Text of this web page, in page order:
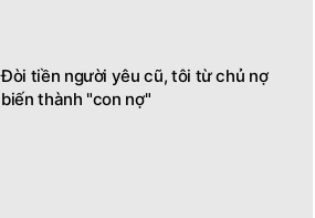
Đòi tiền người yêu cũ, tôi từ chủ nợ
biến thành "con nợ"